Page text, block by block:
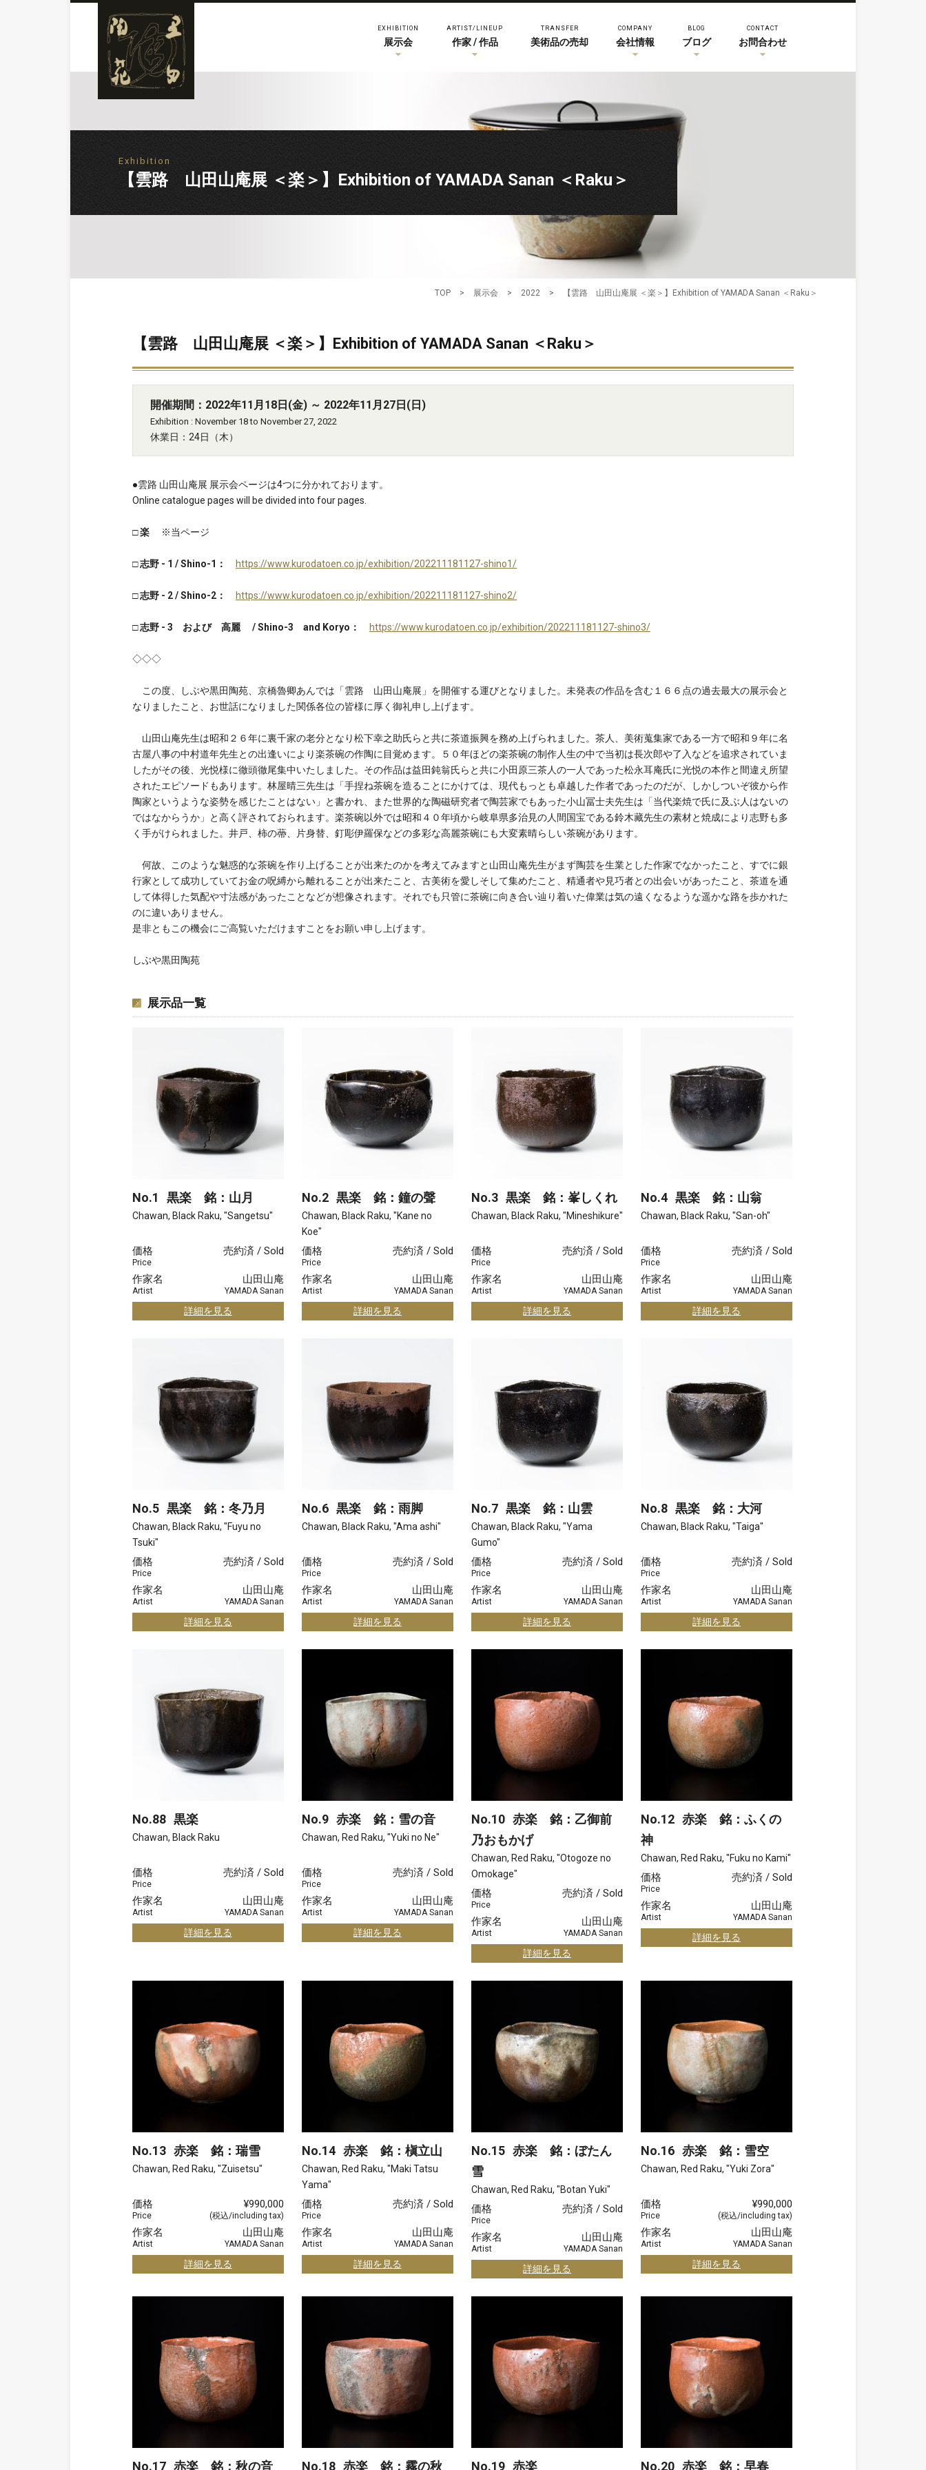
EXHIBITION
展示会
ARTIST/LINEUP
作家 / 作品
TRANSFER
美術品の売却
COMPANY
会社情報
BLOG
ブログ
CONTACT
お問合わせ
Exhibition
【雲路 山田山庵展 ＜楽＞】Exhibition of YAMADA Sanan ＜Raku＞
TOP > 展示会 > 2022 > 【雲路 山田山庵展 ＜楽＞】Exhibition of YAMADA Sanan ＜Raku＞
【雲路 山田山庵展 ＜楽＞】Exhibition of YAMADA Sanan ＜Raku＞
開催期間：2022年11月18日(金) ～ 2022年11月27日(日)
Exhibition : November 18 to November 27, 2022
休業日：24日（木）
●雲路 山田山庵展 展示会ページは4つに分かれております。
Online catalogue pages will be divided into four pages.
□ 楽 ※当ページ
□ 志野 - 1 / Shino-1： https://www.kurodatoen.co.jp/exhibition/202211181127-shino1/
□ 志野 - 2 / Shino-2： https://www.kurodatoen.co.jp/exhibition/202211181127-shino2/
□ 志野 - 3 および 高麗 / Shino-3 and Koryo： https://www.kurodatoen.co.jp/exhibition/202211181127-shino3/
◇◇◇
この度、しぶや黒田陶苑、京橋魯卿あんでは「雲路 山田山庵展」を開催する運びとなりました。未発表の作品を含む１６６点の過去最大の展示会と
なりましたこと、お世話になりました関係各位の皆様に厚く御礼申し上げます。
山田山庵先生は昭和２６年に裏千家の老分となり松下幸之助氏らと共に茶道振興を務め上げられました。茶人、美術蒐集家である一方で昭和９年に名
古屋八事の中村道年先生との出逢いにより楽茶碗の作陶に目覚めます。５０年ほどの楽茶碗の制作人生の中で当初は長次郎や了入などを追求されていま
したがその後、光悦様に徹頭徹尾集中いたしました。その作品は益田鈍翁氏らと共に小田原三茶人の一人であった松永耳庵氏に光悦の本作と間違え所望
されたエピソードもあります。林屋晴三先生は「手捏ね茶碗を造ることにかけては、現代もっとも卓越した作者であったのだが、しかしついぞ彼から作
陶家というような姿勢を感じたことはない」と書かれ、また世界的な陶磁研究者で陶芸家でもあった小山冨士夫先生は「当代楽焼で氏に及ぶ人はないの
ではなからうか」と高く評されておられます。楽茶碗以外では昭和４０年頃から岐阜県多治見の人間国宝である鈴木藏先生の素材と焼成により志野も多
く手がけられました。井戸、柿の蔕、片身替、釘彫伊羅保などの多彩な高麗茶碗にも大変素晴らしい茶碗があります。
何故、このような魅惑的な茶碗を作り上げることが出来たのかを考えてみますと山田山庵先生がまず陶芸を生業とした作家でなかったこと、すでに銀
行家として成功していてお金の呪縛から離れることが出来たこと、古美術を愛しそして集めたこと、精通者や見巧者との出会いがあったこと、茶道を通
して体得した気配や寸法感があったことなどが想像されます。それでも只管に茶碗に向き合い辿り着いた偉業は気の遠くなるような遥かな路を歩かれた
のに違いありません。
是非ともこの機会にご高覧いただけますことをお願い申し上げます。
しぶや黒田陶苑
展示品一覧
No.1 黒楽 銘：山月
Chawan, Black Raku, "Sangetsu"
価格
Price
売約済 / Sold
作家名
Artist
山田山庵
YAMADA Sanan
詳細を見る
No.2 黒楽 銘：鐘の聲
Chawan, Black Raku, "Kane no
Koe"
価格
Price
売約済 / Sold
作家名
Artist
山田山庵
YAMADA Sanan
詳細を見る
No.3 黒楽 銘：峯しくれ
Chawan, Black Raku, "Mineshikure"
価格
Price
売約済 / Sold
作家名
Artist
山田山庵
YAMADA Sanan
詳細を見る
No.4 黒楽 銘：山翁
Chawan, Black Raku, "San-oh"
価格
Price
売約済 / Sold
作家名
Artist
山田山庵
YAMADA Sanan
詳細を見る
No.5 黒楽 銘：冬乃月
Chawan, Black Raku, "Fuyu no
Tsuki"
価格
Price
売約済 / Sold
作家名
Artist
山田山庵
YAMADA Sanan
詳細を見る
No.6 黒楽 銘：雨脚
Chawan, Black Raku, "Ama ashi"
価格
Price
売約済 / Sold
作家名
Artist
山田山庵
YAMADA Sanan
詳細を見る
No.7 黒楽 銘：山雲
Chawan, Black Raku, "Yama
Gumo"
価格
Price
売約済 / Sold
作家名
Artist
山田山庵
YAMADA Sanan
詳細を見る
No.8 黒楽 銘：大河
Chawan, Black Raku, "Taiga"
価格
Price
売約済 / Sold
作家名
Artist
山田山庵
YAMADA Sanan
詳細を見る
No.88 黒楽
Chawan, Black Raku
価格
Price
売約済 / Sold
作家名
Artist
山田山庵
YAMADA Sanan
詳細を見る
No.9 赤楽 銘：雪の音
Chawan, Red Raku, "Yuki no Ne"
価格
Price
売約済 / Sold
作家名
Artist
山田山庵
YAMADA Sanan
詳細を見る
No.10 赤楽 銘：乙御前
乃おもかげ
Chawan, Red Raku, "Otogoze no
Omokage"
価格
Price
売約済 / Sold
作家名
Artist
山田山庵
YAMADA Sanan
詳細を見る
No.12 赤楽 銘：ふくの
神
Chawan, Red Raku, "Fuku no Kami"
価格
Price
売約済 / Sold
作家名
Artist
山田山庵
YAMADA Sanan
詳細を見る
No.13 赤楽 銘：瑞雪
Chawan, Red Raku, "Zuisetsu"
価格
Price
¥990,000
(税込/including tax)
作家名
Artist
山田山庵
YAMADA Sanan
詳細を見る
No.14 赤楽 銘：槇立山
Chawan, Red Raku, "Maki Tatsu
Yama"
価格
Price
売約済 / Sold
作家名
Artist
山田山庵
YAMADA Sanan
詳細を見る
No.15 赤楽 銘：ぼたん
雪
Chawan, Red Raku, "Botan Yuki"
価格
Price
売約済 / Sold
作家名
Artist
山田山庵
YAMADA Sanan
詳細を見る
No.16 赤楽 銘：雪空
Chawan, Red Raku, "Yuki Zora"
価格
Price
¥990,000
(税込/including tax)
作家名
Artist
山田山庵
YAMADA Sanan
詳細を見る
No.17 赤楽 銘：秋の音 No.18 赤楽 銘：霧の秋 No.19 赤楽 No.20 赤楽 銘：早春